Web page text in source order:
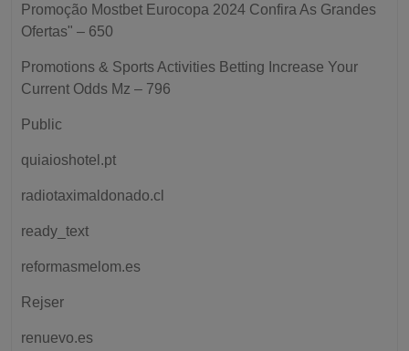
Promoção Mostbet Eurocopa 2024 Confira As Grandes
Ofertas" – 650
Promotions & Sports Activities Betting Increase Your
Current Odds Mz – 796
Public
quiaioshotel.pt
radiotaximaldonado.cl
ready_text
reformasmelom.es
Rejser
renuevo.es